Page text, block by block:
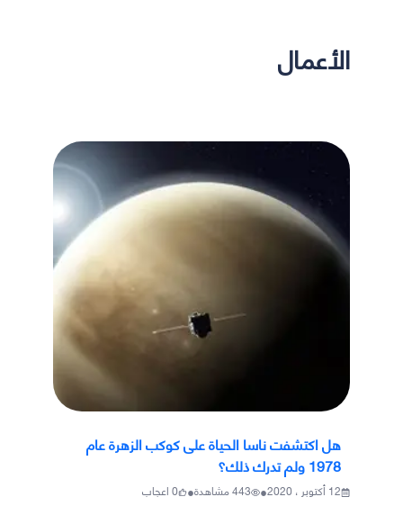
الأعمال
هل اكتشفت ناسا الحياة على كوكب الزهرة عام
1978 ولم تدرك ذلك؟
12 أكتوبر ، 2020 •
443مشاهدة•
0اعجاب